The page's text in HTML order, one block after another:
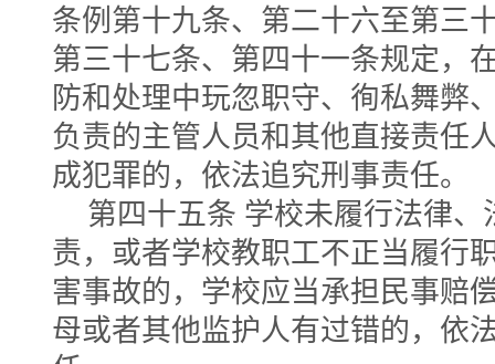
条例第十九条、第二十六至第三
第三十七条、第四十一条规定，
防和处理中玩忽职守、徇私舞弊
负责的主管人员和其他直接责任
成犯罪的，依法追究刑事责任。
第四十五条 学校未履行法律
责，或者学校教职工不正当履行
害事故的，学校应当承担民事赔
母或者其他监护人有过错的，依